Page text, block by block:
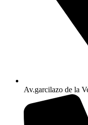
Av.garcilazo de la